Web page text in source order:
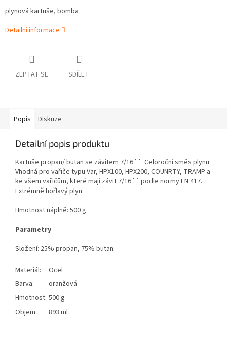
plynová kartuše, bomba
Detailní informace
ZEPTAT SE SDÍLET
Popis Diskuze
Detailní popis produktu
Kartuše propan/ butan se závitem 7/16´´. Celoroční směs plynu.
Vhodná pro vařiče typu Var, HPX100, HPX200, COUNRTY, TRAMP a
ke všem vařičům, které mají závit 7/16´´ podle normy EN 417.
Extrémně hořlavý plyn.
Hmotnost náplně: 500 g
Parametry
Složení: 25% propan, 75% butan
Materiál:
Ocel
Barva:
oranžová
Hmotnost: 500 g
Objem:
893 ml